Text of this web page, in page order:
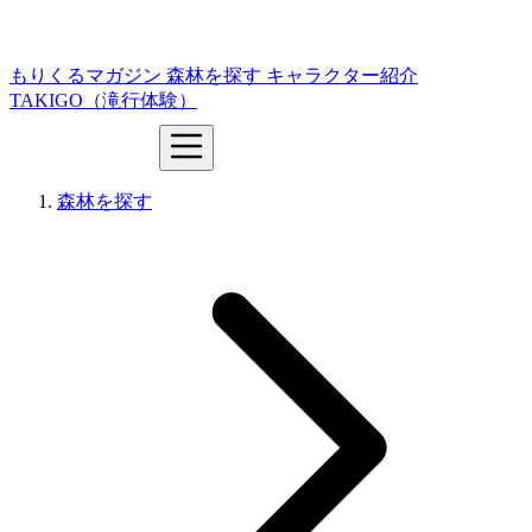
もりくるマガジン 森林を探す キャラクター紹介
TAKIGO（滝行体験）
森林を探す